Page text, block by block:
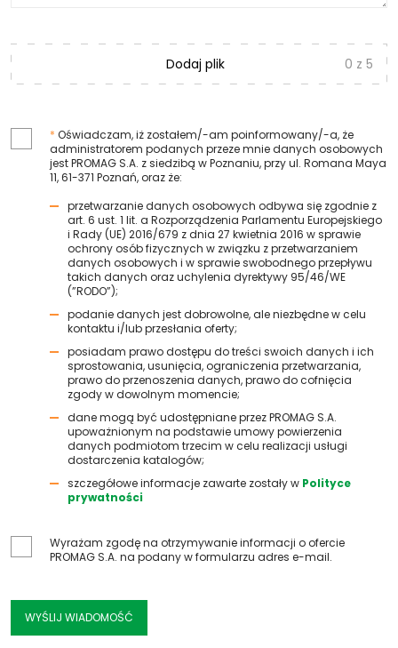
Dodaj plik
* Oświadczam, iż zostałem/-am poinformowany/-a, że
administratorem podanych przeze mnie danych osobowych
jest PROMAG S.A. z siedzibą w Poznaniu, przy ul. Romana Maya
11, 61-371 Poznań, oraz że:
przetwarzanie danych osobowych odbywa się zgodnie z
art. 6 ust. 1 lit. a Rozporządzenia Parlamentu Europejskiego
i Rady (UE) 2016/679 z dnia 27 kwietnia 2016 w sprawie
ochrony osób fizycznych w związku z przetwarzaniem
danych osobowych i w sprawie swobodnego przepływu
takich danych oraz uchylenia dyrektywy 95/46/WE
(”RODO”);
podanie danych jest dobrowolne, ale niezbędne w celu
kontaktu i/lub przesłania oferty;
posiadam prawo dostępu do treści swoich danych i ich
sprostowania, usunięcia, ograniczenia przetwarzania,
prawo do przenoszenia danych, prawo do cofnięcia
zgody w dowolnym momencie;
dane mogą być udostępniane przez PROMAG S.A.
upoważnionym na podstawie umowy powierzenia
danych podmiotom trzecim w celu realizacji usługi
dostarczenia katalogów;
szczegółowe informacje zawarte zostały w Polityce
prywatności
Wyrażam zgodę na otrzymywanie informacji o ofercie
PROMAG S.A. na podany w formularzu adres e-mail.